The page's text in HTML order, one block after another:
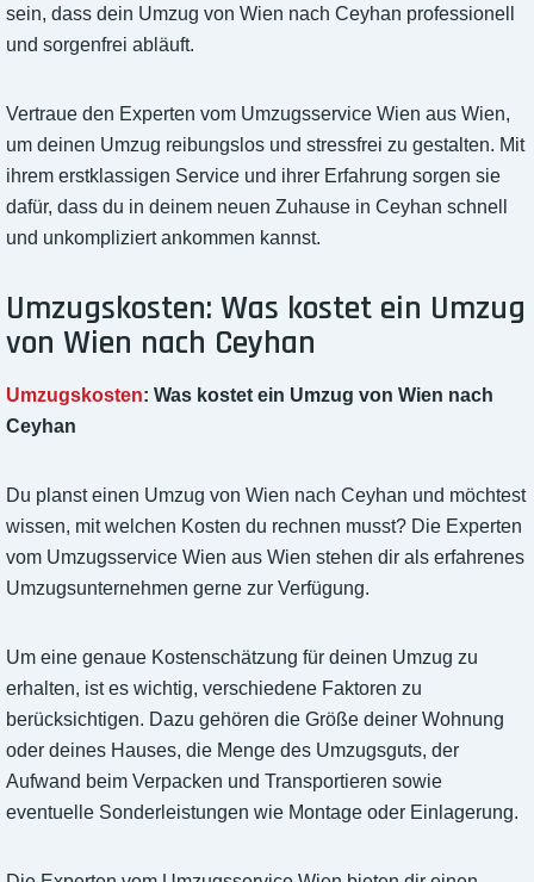
sein, dass dein Umzug von Wien nach Ceyhan professionell
und sorgenfrei abläuft.
Vertraue den Experten vom Umzugsservice Wien aus Wien,
um deinen Umzug reibungslos und stressfrei zu gestalten. Mit
ihrem erstklassigen Service und ihrer Erfahrung sorgen sie
dafür, dass du in deinem neuen Zuhause in Ceyhan schnell
und unkompliziert ankommen kannst.
Umzugskosten: Was kostet ein Umzug
von Wien nach Ceyhan
Umzugskosten: Was kostet ein Umzug von Wien nach
Ceyhan
Du planst einen Umzug von Wien nach Ceyhan und möchtest
wissen, mit welchen Kosten du rechnen musst? Die Experten
vom Umzugsservice Wien aus Wien stehen dir als erfahrenes
Umzugsunternehmen gerne zur Verfügung.
Um eine genaue Kostenschätzung für deinen Umzug zu
erhalten, ist es wichtig, verschiedene Faktoren zu
berücksichtigen. Dazu gehören die Größe deiner Wohnung
oder deines Hauses, die Menge des Umzugsguts, der
Aufwand beim Verpacken und Transportieren sowie
eventuelle Sonderleistungen wie Montage oder Einlagerung.